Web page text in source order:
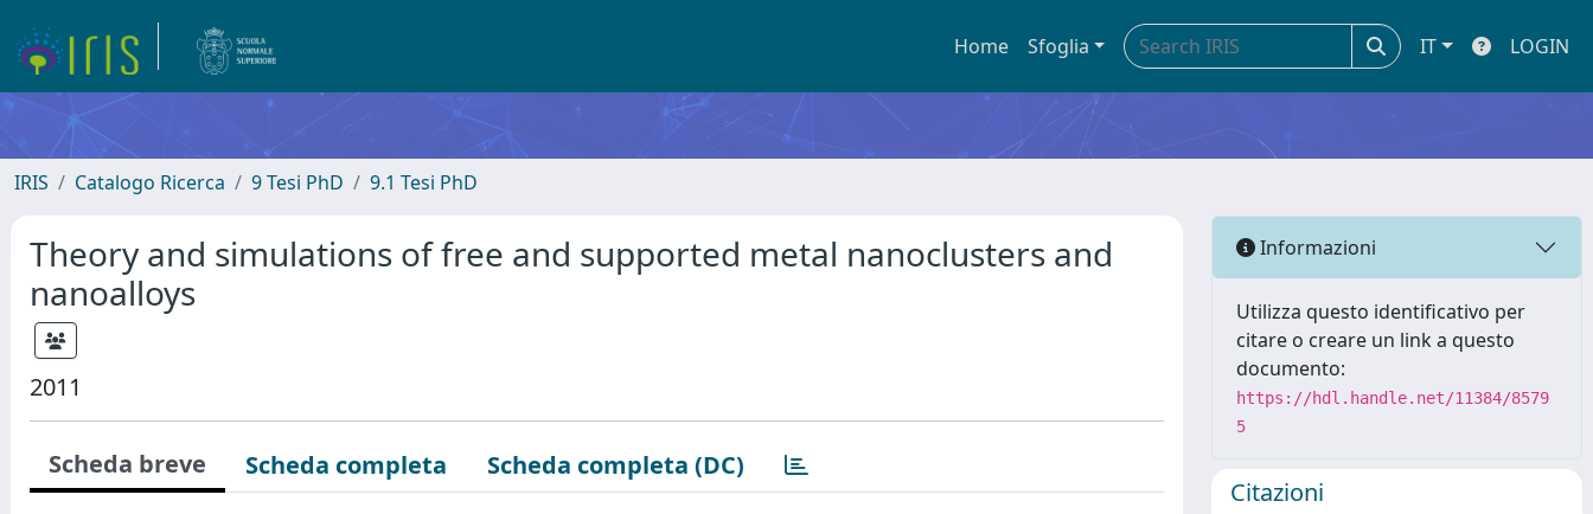
Home Sfoglia IT LOGIN
IRIS Catalogo Ricerca 9 Tesi PhD 9.1 Tesi PhD
Theory and simulations of free and supported metal nanoclusters and
nanoalloys
2011
Scheda breve Scheda completa Scheda completa (DC)
Informazioni
Utilizza questo identificativo per
citare o creare un link a questo
documento:
https://hdl.handle.net/11384/8579
5
Citazioni